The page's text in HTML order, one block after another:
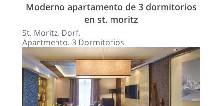
Moderno apartamento de 3 dormitorios
en st. moritz
St. Moritz, Dorf.
Apartmento. 3 Dormitorios